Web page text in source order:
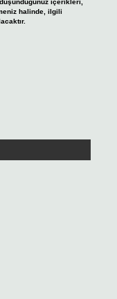
içerikleri,
halinde, ilgili